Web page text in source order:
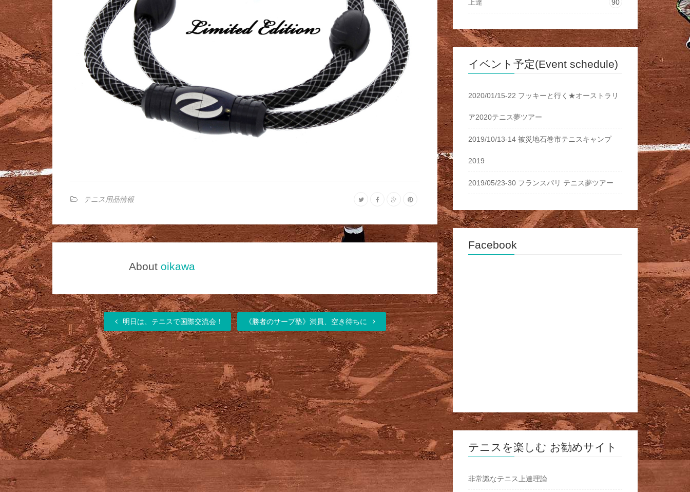
テニス用品情報
About oikawa
明日は、テニスで国際交流会！ 《勝者のサーブ塾》満員、空き待ちに
上達 90
イベント予定(Event schedule)
2020/01/15-22 フッキーと行く★オーストラリ
ア2020テニス夢ツアー
2019/10/13-14 被災地石巻市テニスキャンプ
2019
2019/05/23-30 フランスパリ テニス夢ツアー
Facebook
テニスを楽しむ お勧めサイト
非常識なテニス上達理論